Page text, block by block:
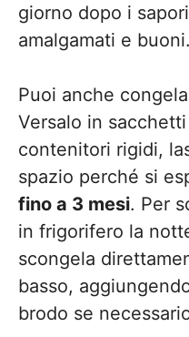
giorno dopo i
amalgamati e buoni.
Puoi anche
Versalo in
contenitori rigidi,
spazio perché si
fino a 3 mesi. Per
in frigorifero la
scongela
basso,
brodo se